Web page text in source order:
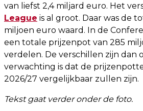
van liefst 2,4 miljard euro. Het
League is al groot. Daar was de
miljoen euro waard. In de
een totale prijzenpot van 285
verdelen. De verschillen zijn dan
verwachting is dat de
2026/27 vergelijkbaar zullen zijn.
Tekst gaat verder onder de foto.